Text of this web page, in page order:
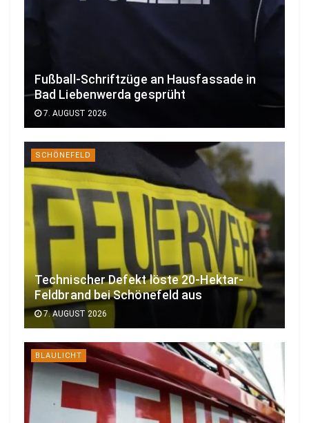
Fußball-Schriftzüge an Hausfassade in
Bad Liebenwerda gesprüht
7. AUGUST 2026
SCHÖNEFELD
Technischer Defekt löste 20-Hektar-
Feldbrand bei Schönefeld aus
7. AUGUST 2026
BLAULICHT